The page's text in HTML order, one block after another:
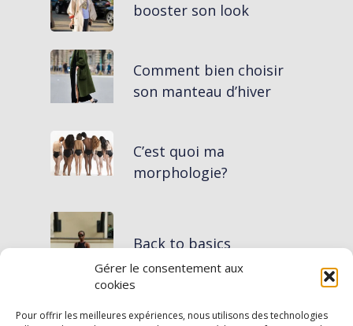
Gérer le consentement aux
cookies
Pour offrir les meilleures expériences, nous utilisons des technologies
booster son look
Comment bien choisir
son manteau d’hiver
C’est quoi ma
morphologie?
Back to basics